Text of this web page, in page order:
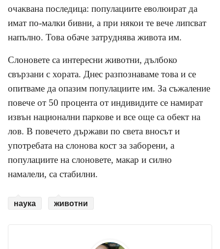
очаквана последица: популациите еволюират да
имат по-малки бивни, а при някои те вече липсват
напълно. Това обаче затруднява живота им.
Слоновете са интересни животни, дълбоко
свързани с хората. Днес разпознаваме това и се
опитваме да опазим популациите им. За съжаление
повече от 50 процента от индивидите се намират
извън национални паркове и все още са обект на
лов. В повечето държави по света вносът и
употребата на слонова кост за заборени, а
популациите на слоновете, макар и силно
намалели, са стабилни.
наука животни